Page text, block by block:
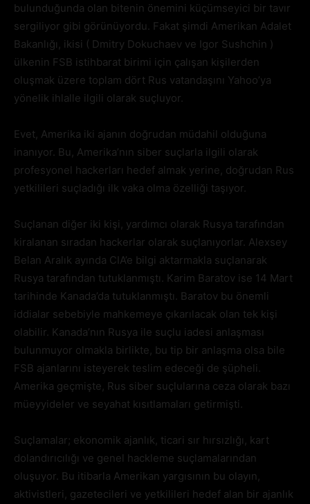
bulunduğunda olan bitenin önemini küçümseyici bir tavır
sergiliyor gibi görünüyordu. Fakat şimdi Amerikan Adalet
Bakanlığı, ikisi ( Dmitry Dokuchaev ve Igor Sushchin )
ülkenin FSB istihbarat birimi için çalışan kişilerden
oluşmak üzere toplam dört Rus vatandaşını Yahoo’ya
yönelik ihlalle ilgili olarak suçluyor.
Evet, Amerika iki ajanın doğrudan müdahil olduğuna
inanıyor. Bu, Amerika’nın siber suçlarla ilgili olarak
profesyonel hackerları hedef almak yerine, doğrudan Rus
yetkilileri suçladığı ilk vaka olma özelliği taşıyor.
Suçlanan diğer iki kişi, yardımcı olarak Rusya tarafından
kiralanan sıradan hackerlar olarak suçlanıyorlar. Alexsey
Belan Aralık ayında CIA’e bilgi aktarmakla suçlanarak
Rusya tarafından tutuklanmıştı. Karim Baratov ise 14 Mart
tarihinde Kanada’da tutuklanmıştı. Baratov bu önemli
iddialar sebebiyle mahkemeye çıkarılacak olan tek kişi
olabilir. Kanada’nın Rusya ile suçlu iadesi anlaşması
bulunmuyor olmakla birlikte, bu tip bir anlaşma olsa bile
FSB ajanlarını isteyerek teslim edeceği de şüpheli.
Amerika geçmişte, Rus siber suçlularına ceza olarak bazı
müeyyideler ve seyahat kısıtlamaları getirmişti.
Suçlamalar; ekonomik ajanlık, ticari sır hırsızlığı, kart
dolandırıcılığı ve genel hackleme suçlamalarından
oluşuyor. Bu itibarla Amerikan yargısının bu olayın,
aktivistleri, gazetecileri ve yetkilileri hedef alan bir ajanlık